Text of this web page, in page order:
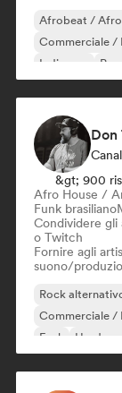
Afrobeat /
Commerciale /
Indie pop
Don
&gt; 900
Afro House /
Funk brasiliano
Condividere gli
o Twitch
Fornire agli
suono/
Rock
Commerciale /
Funk
Hardcore